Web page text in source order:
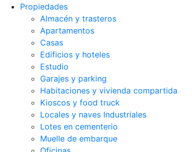
Propiedades
Almacén y trasteros
Apartamentos
Casas
Edificios y hoteles
Estudio
Garajes y parking
Habitaciones y vivienda compartida
Kioscos y food truck
Locales y naves Industriales
Lotes en cementerio
Muelle de embarque